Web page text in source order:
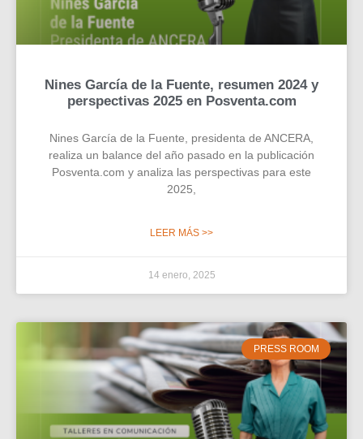
Nines García de la Fuente, resumen 2024 y
perspectivas 2025 en Posventa.com
Nines García de la Fuente, presidenta de ANCERA,
realiza un balance del año pasado en la publicación
Posventa.com y analiza las perspectivas para este
2025,
LEER MÁS >>
14 enero, 2025
PRESS ROOM